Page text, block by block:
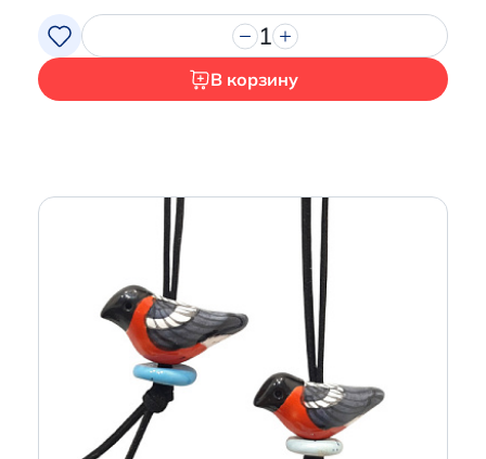
1
В корзину